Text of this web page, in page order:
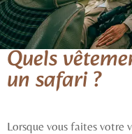
Quels
un safari ?
Lorsque vous faites votre